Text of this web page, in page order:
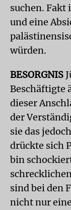
suchen. Fakt
und eine
würden.
BESORGNIS
Beschäftigte
dieser
der
sie das
drückte sich
bin
sind bei den
nicht nur